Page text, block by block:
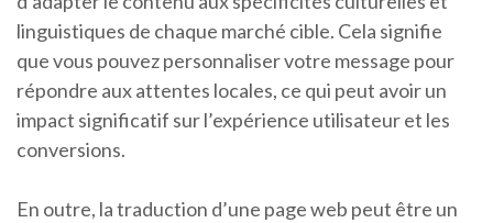
linguistiques de chaque marché cible. Cela signifie
que vous pouvez personnaliser votre message pour
répondre aux attentes locales, ce qui peut avoir un
impact significatif sur l’expérience utilisateur et les
conversions.
En outre, la traduction d’une page web peut être un